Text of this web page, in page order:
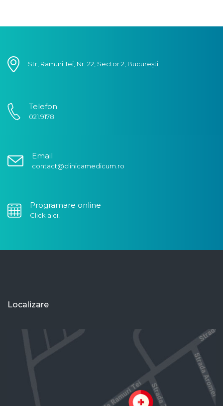
Str, Ramuri Tei, Nr. 22, Sector 2, București
Telefon
021.9178
Email
contact@clinicamedicum.ro
Programare online
Click aici!
Localizare